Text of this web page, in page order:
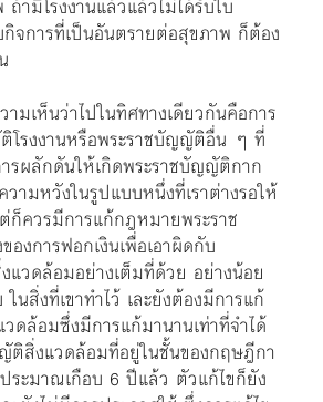
ามีโรงงานแล้วแล้วไม่ได้รับใบ
จการที่เป็นอันตรายต่อสุขภาพ ก็ต้อง
ามเห็นว่าไปในทิศทางเดียวกันคือการ
โรงงานหรือพระราชบัญญัติอื่น ๆ ที่
รผลักดันให้เกิดพระราชบัญญัติกาก
ามหวังในรูปแบบหนึ่งที่เราต่างรอให้
ก็ควรมีการแก้กฎหมายพระราช
งการฟอกเงินเพื่อเอาผิดกับ
แวดล้อมอย่างเต็มที่ด้วย อย่างน้อย
นสิ่งที่เขาทำไว้ เละยังต้องมีการแก้
ดล้อมซึ่งมีการแก้มานานเท่าที่จำได้
ติสิ่งแวดล้อมที่อยู่ในชั้นของกฤษฎีกา
ระมาณเกือบ 6 ปีแล้ว ตัวแก้ไขก็ยัง